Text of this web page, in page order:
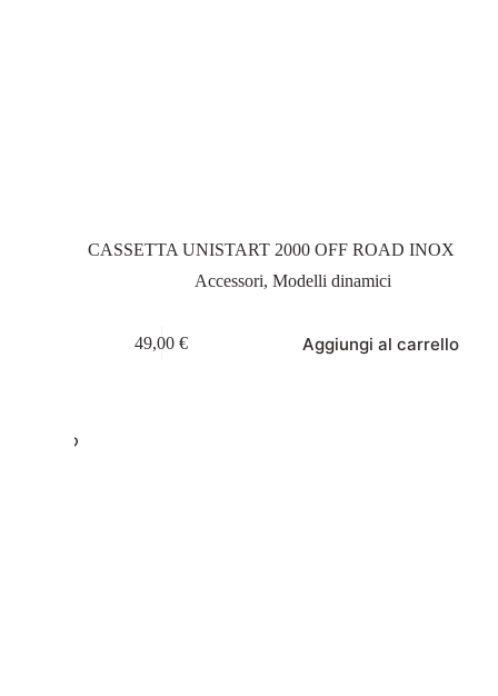
CASSETTA UNISTART 2000 OFF ROAD INOX
Accessori,Modelli dinamici
49,00€ Aggiungi al carrello